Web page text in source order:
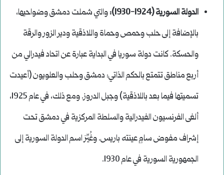
الدولة السورية (1924-1930):
والتي شملت دمشق وضواحيها،
بالإضافة إلى حلب وحمص وحماة واللاذقية ودير الزور والرقة
والحسكة. كانت دولة سوريا في البداية عبارة عن اتحاد فيدرالي من
أربع مناطق تتمتع بالحكم الذاتي: دمشق وحلب والعلويون (أعيدت
تسميتها فيما بعد باللاذقية) وجبل الدروز. ومع ذلك، في عام 1925،
ألغى الفرنسيون الفيدرالية والسلطة المركزية في دمشق تحت
إشراف مفوض سامٍ عينته باريس. وغُيِّرَ اسم الدولة السورية إلى
الجمهورية السورية في عام 1930.